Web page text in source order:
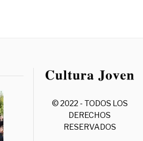
© 2022 - TODOS LOS
DERECHOS
RESERVADOS